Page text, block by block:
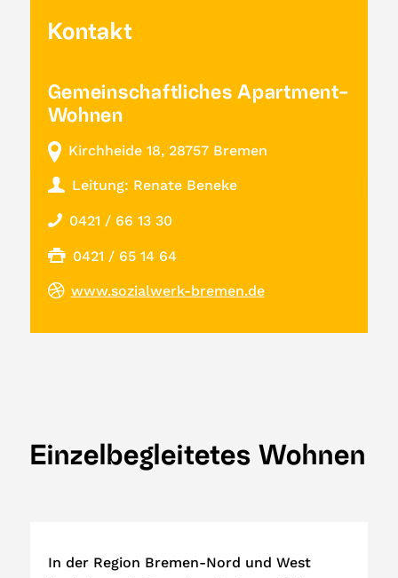
Kontakt
Gemeinschaftliches Apartment-
Wohnen
Kirchheide 18, 28757 Bremen
Leitung: Renate Beneke
0421 / 66 13 30
0421 / 65 14 64
www.sozialwerk-bremen.de
Einzelbegleitetes Wohnen
In der Region Bremen-Nord und West